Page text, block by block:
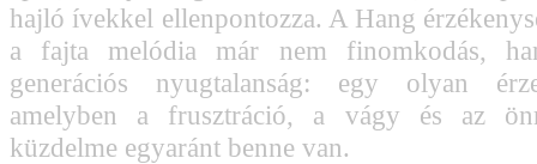
hajló ívekkel ellenpontozza. A Hang
a fajta melódia már nem finomkodás,
generációs nyugtalanság: egy olyan
amelyben a frusztráció, a vágy és az
küzdelme egyaránt benne van.